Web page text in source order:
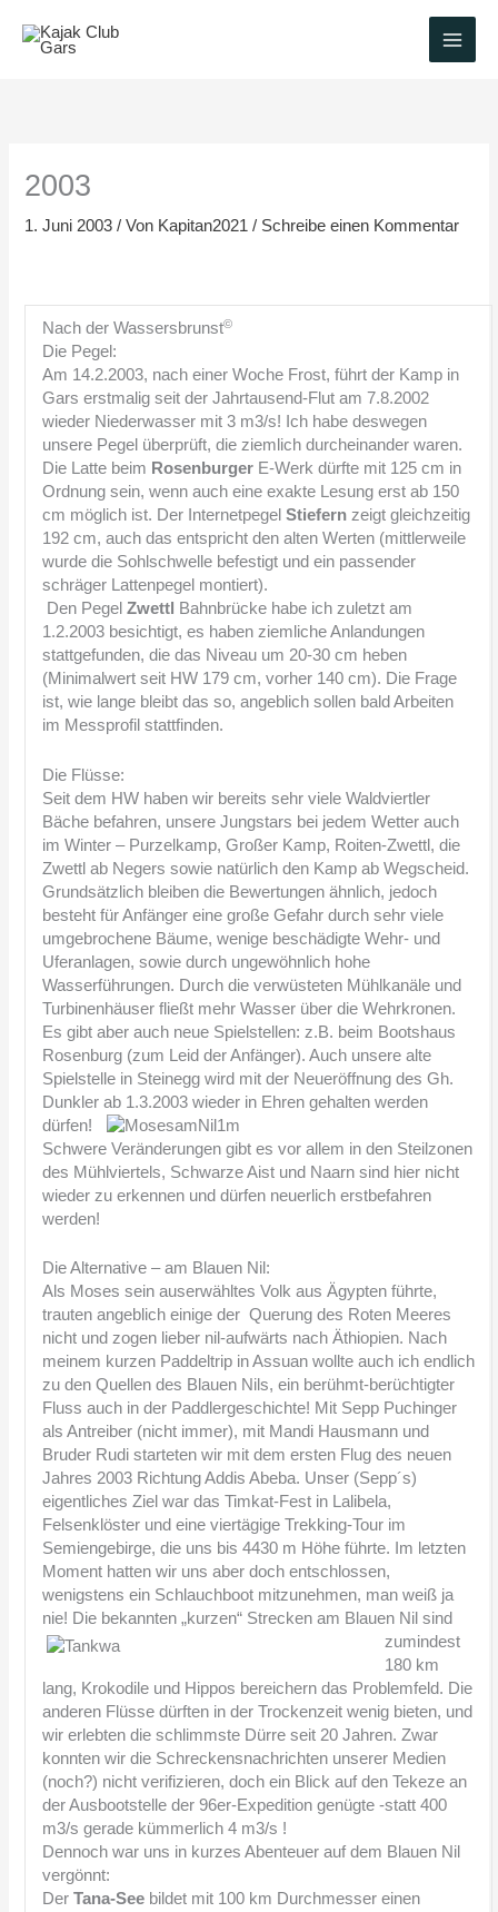
Inhalt
springen
2003
1. Juni 2003/ Von Kapitan2021/ Schreibe einen Kommentar
Nach der Wassersbrunst©
Die Pegel:
Am 14.2.2003, nach einer Woche Frost, führt der Kamp in
Gars erstmalig seit der Jahrtausend-Flut am 7.8.2002
wieder Niederwasser mit 3 m3/s! Ich habe deswegen
unsere Pegel überprüft, die ziemlich durcheinander waren.
Die Latte beim Rosenburger E-Werk dürfte mit 125 cm in
Ordnung sein, wenn auch eine exakte Lesung erst ab 150
cm möglich ist. Der InternetpegelStiefern zeigt gleichzeitig
192 cm, auch das entspricht den alten Werten (mittlerweile
wurde die Sohlschwelle befestigt und ein passender
schräger Lattenpegel montiert).
Den PegelZwettl
Bahnbrücke habe ich zuletzt am
1.2.2003 besichtigt, es haben ziemliche Anlandungen
stattgefunden, die das Niveau um 20-30 cm heben
(Minimalwert seit HW 179 cm, vorher 140 cm). Die Frage
ist, wie lange bleibt das so, angeblich sollen bald Arbeiten
im Messprofil stattfinden.
Die Flüsse:
Seit dem HW haben wir bereits sehr viele Waldviertler
Bäche befahren, unsere Jungstars bei jedem Wetter auch
im Winter – Purzelkamp, Großer Kamp, Roiten-Zwettl, die
Zwettl ab Negers sowie natürlich den Kamp ab Wegscheid.
Grundsätzlich bleiben die Bewertungen ähnlich, jedoch
besteht für Anfänger eine große Gefahr durch sehr viele
umgebrochene Bäume, wenige beschädigte Wehr- und
Uferanlagen, sowie durch ungewöhnlich hohe
Wasserführungen. Durch die verwüsteten Mühlkanäle und
Turbinenhäuser fließt mehr Wasser über die Wehrkronen.
Es gibt aber auch neue Spielstellen: z.B. beim Bootshaus
Rosenburg (zum Leid der Anfänger). Auch unsere alte
Spielstelle in Steinegg wird mit der Neueröffnung des Gh.
Dunkler ab 1.3.2003 wieder in Ehren gehalten werden
dürfen!
Schwere Veränderungen gibt es vor allem in den Steilzonen
des Mühlviertels, Schwarze Aist und Naarn sind hier nicht
wieder zu erkennen und dürfen neuerlich erstbefahren
werden!
Die Alternative – am Blauen Nil:
Als Moses sein auserwähltes Volk aus Ägypten führte,
trauten angeblich einige der Querung des Roten Meeres
nicht und zogen lieber nil-aufwärts nach Äthiopien. Nach
meinem kurzen Paddeltrip in Assuan wollte auch ich endlich
zu den Quellen des Blauen Nils, ein berühmt-berüchtigter
Fluss auch in der Paddlergeschichte! Mit Sepp Puchinger
als Antreiber (nicht immer), mit Mandi Hausmann und
Bruder Rudi starteten wir mit dem ersten Flug des neuen
Jahres 2003 Richtung Addis Abeba. Unser (Sepp´s)
eigentliches Ziel war das Timkat-Fest in Lalibela,
Felsenklöster und eine viertägige Trekking-Tour im
Semiengebirge, die uns bis 4430 m Höhe führte. Im letzten
Moment hatten wir uns aber doch entschlossen,
wenigstens ein Schlauchboot mitzunehmen, man weiß ja
nie! Die bekannten „kurzen“ Strecken am Blauen Nil sind
zumindest
180 km
lang, Krokodile und Hippos bereichern das Problemfeld. Die
anderen Flüsse dürften in der Trockenzeit wenig bieten, und
wir erlebten die schlimmste Dürre seit 20 Jahren. Zwar
konnten wir die Schreckensnachrichten unserer Medien
(noch?) nicht verifizieren, doch ein Blick auf den Tekeze an
der Ausbootstelle der 96er-Expedition genügte -statt 400
m3/s gerade kümmerlich 4 m3/s !
Dennoch war uns in kurzes Abenteuer auf dem Blauen Nil
vergönnt:
DerTana-See bildet mit 100 km Durchmesser einen